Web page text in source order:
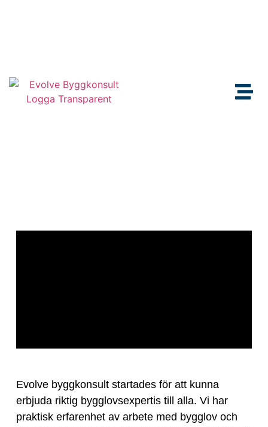
Evolve byggkonsult startades för att kunna
erbjuda riktig bygglovsexpertis till alla. Vi har
praktisk erfarenhet av arbete med bygglov och